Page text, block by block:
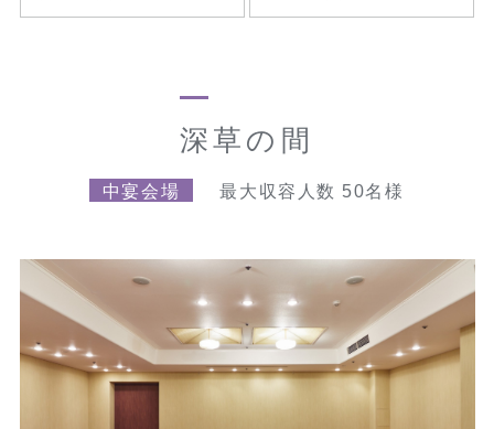
深草の間
中宴会場 最大収容人数 50名様